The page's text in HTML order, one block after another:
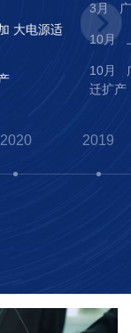
大电源适
3月
10月
10月
迁扩产
2020 2019